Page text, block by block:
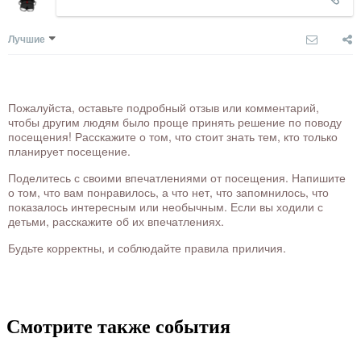
Лучшие
Пожалуйста, оставьте подробный отзыв или комментарий,
чтобы другим людям было проще принять решение по поводу
посещения! Расскажите о том, что стоит знать тем, кто только
планирует посещение.
Поделитесь с своими впечатлениями от посещения. Напишите
о том, что вам понравилось, а что нет, что запомнилось, что
показалось интересным или необычным. Если вы ходили с
детьми, расскажите об их впечатлениях.
Будьте корректны, и соблюдайте правила приличия.
Смотрите также события